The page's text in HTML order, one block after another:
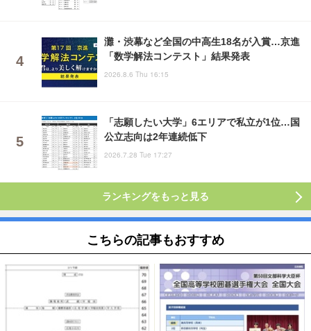
灘・渋幕など全国の中高生18名が入賞…京進
「数学解法コンテスト」結果発表
2026.8.6 Thu 16:15
「志願したい大学」6エリアで私立が1位…国
公立志向は2年連続低下
2026.7.28 Tue 17:27
ランキングをもっと見る
こちらの記事もおすすめ